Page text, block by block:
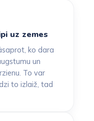
uz zemes
ko dara
un
To var
to izlaiž, tad